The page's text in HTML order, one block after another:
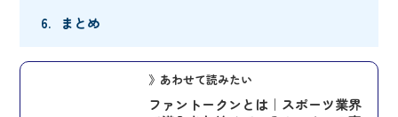
まとめ
》あわせて読みたい
ファントークンとは｜スポーツ業界